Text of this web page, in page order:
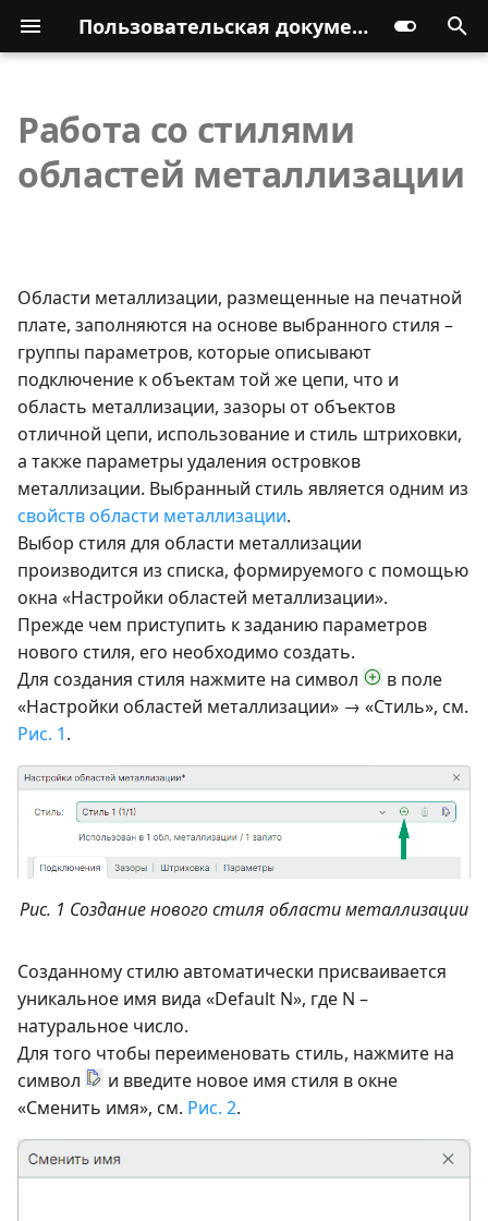
Пользовательская документация
Работа со стилями
областей металлизации
Области металлизации, размещенные на печатной
плате, заполняются на основе выбранного стиля –
группы параметров, которые описывают
подключение к объектам той же цепи, что и
область металлизации, зазоры от объектов
отличной цепи, использование и стиль штриховки,
а также параметры удаления островков
металлизации. Выбранный стиль является одним из
свойств области металлизации.
Выбор стиля для области металлизации
производится из списка, формируемого с помощью
окна «Настройки областей металлизации».
Прежде чем приступить к заданию параметров
нового стиля, его необходимо создать.
Для создания стиля нажмите на символ
в поле
«Настройки областей металлизации» → «Стиль», см.
Рис. 1.
Рис. 1 Создание нового стиля области металлизации
Созданному стилю автоматически присваивается
уникальное имя вида «Default N», где N –
натуральное число.
Для того чтобы переименовать стиль, нажмите на
символ
и введите новое имя стиля в окне
«Сменить имя», см. Рис. 2.